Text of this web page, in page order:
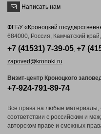
Написать нам
ФГБУ «Кроноцкий
684000, Россия, Камчатский
+7 (41531) 7-39-05 +7
zapoved@kronoki.ru
Визит-центр Кроноцкого
+7-924-791-89-74
Все права на любые
соответствии с российским и
авторском праве и смежных